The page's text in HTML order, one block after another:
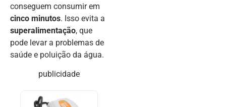
conseguem consumir em
cinco minutos. Isso evita a
superalimentação, que
pode levar a problemas de
saúde e poluição da água.
publicidade